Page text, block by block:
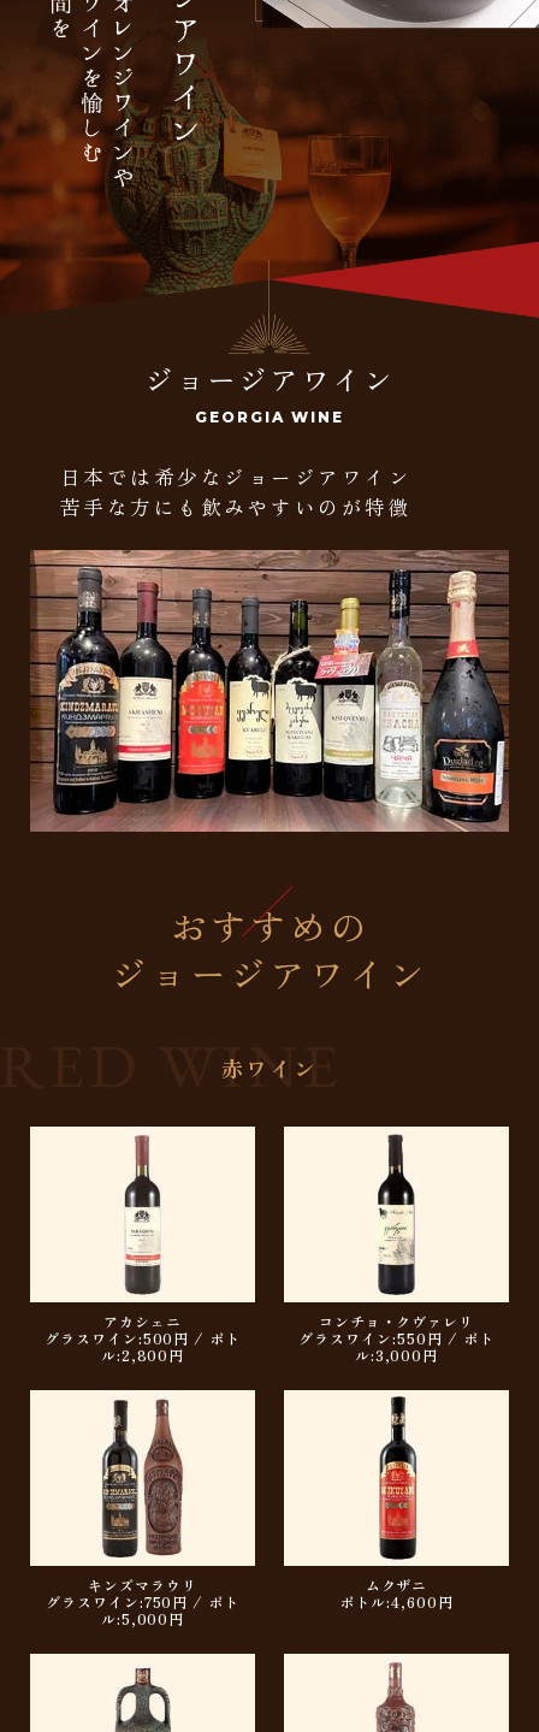
ジョージアワイン
GEORGIA WINE
日本では希少なジョージアワイン
苦手な方にも飲みやすいのが特徴
おすすめの
ジョージアワイン
赤ワイン
アカシェニ
グラスワイン:500円 / ボト
ル:2,800円
コンチョ・クヴァレリ
グラスワイン:550円 / ボト
ル:3,000円
キンズマラウリ
グラスワイン:750円 / ボト
ル:5,000円
ムクザニ
ボトル:4,600円